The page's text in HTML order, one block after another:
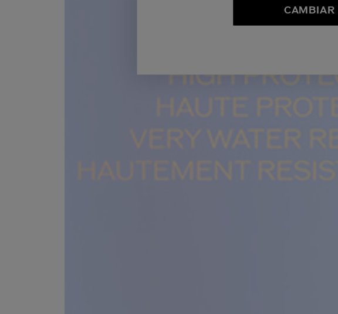
CAMBIAR